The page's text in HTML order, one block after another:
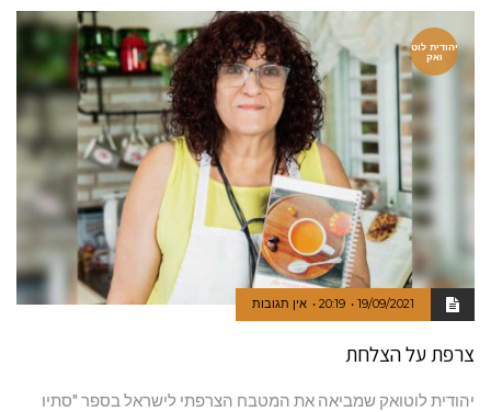
יהודית לוט
ואק
19/09/2021
20:19 אין תגובות
צרפת על הצלחת
יהודית לוטואק שמביאה את המטבח הצרפתי לישראל בספר "סתיו